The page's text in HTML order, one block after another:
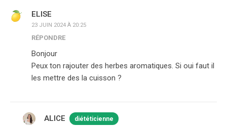
ELISE
23 JUIN 2024 À 20:25
RÉPONDRE
Bonjour
Peux ton rajouter des herbes aromatiques. Si oui faut il
les mettre des la cuisson ?
ALICE diététicienne